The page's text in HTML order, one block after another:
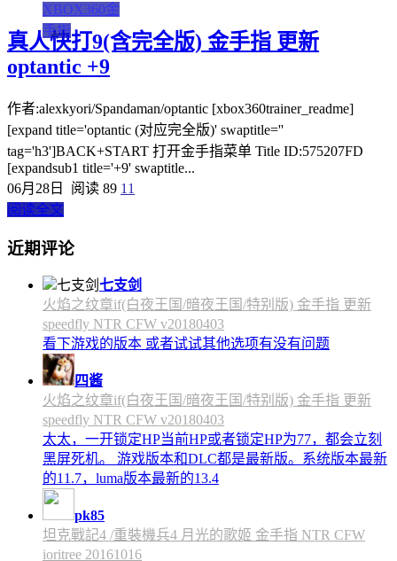
XBOX360金
手指
真人快打9(含完全版) 金手指 更新
optantic +9
作者:alexkyori/Spandaman/optantic [xbox360trainer_readme]
[expand title='optantic (对应完全版)' swaptitle=''
tag='h3']BACK+START 打开金手指菜单 Title ID:575207FD
[expandsub1 title='+9' swaptitle...
06月28日
阅读 89 11
阅读全文
近期评论
七支剑
火焰之纹章if(白夜王国/暗夜王国/特别版) 金手指 更新
speedfly NTR CFW v20180403
看下游戏的版本 或者试试其他选项有没有问题
四酱
火焰之纹章if(白夜王国/暗夜王国/特别版) 金手指 更新
speedfly NTR CFW v20180403
太太，一开锁定HP当前HP或者锁定HP为77，都会立刻
黑屏死机。 游戏版本和DLC都是最新版。系统版本最新
的11.7，luma版本最新的13.4
pk85
坦克戰記4 /重裝機兵4 月光的歌姬 金手指 NTR CFW
ioritree 20161016